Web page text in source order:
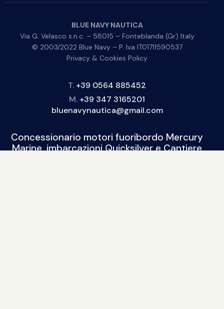
BLUE NAVY NAUTICA
Via G. Velasco s.n.c. – 58015 – Fonteblanda (Gr) Italy
© 2003/2022 Blue Navy – P. Iva IT01711590537
Privacy & Cookies Policy
T. +39 0564 885452
M. +39 347 3165201
bluenavynautica@gmail.com
Concessionario motori fuoribordo Mercury
Marine, imbarcazioni Quicksilver e Cantiere